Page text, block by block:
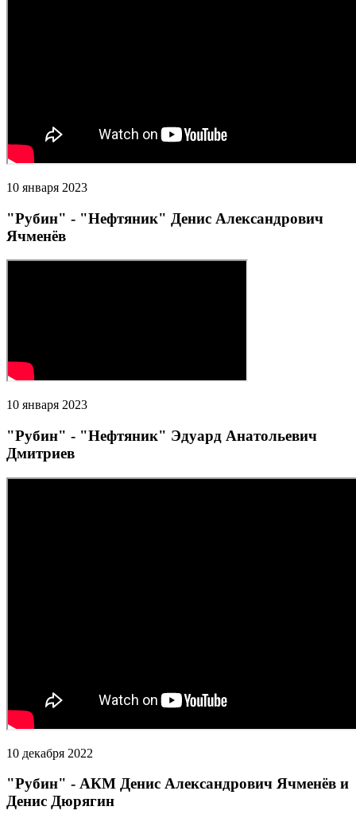
10 января 2023
"Рубин" - "Нефтяник" Денис Александрович
Ячменёв
10 января 2023
"Рубин" - "Нефтяник" Эдуард Анатольевич
Дмитриев
10 декабря 2022
"Рубин" - АКМ Денис Александрович Ячменёв и
Денис Дюрягин